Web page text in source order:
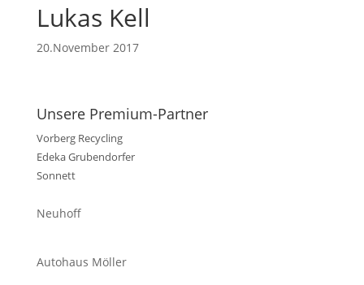
Lukas Kell
20.November 2017
Unsere Premium-Partner
Vorberg Recycling
Edeka Grubendorfer
Sonnett
Neuhoff
Autohaus Möller